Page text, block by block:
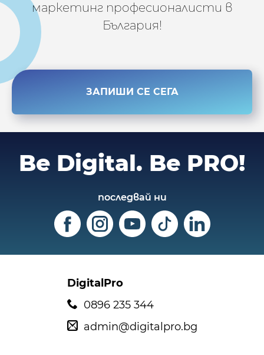
маркетинг професионалисти в
България!
ЗАПИШИ СЕ СЕГА
Be Digital. Be PRO!
последвай ни
DigitalPro
0896 235 344
admin@digitalpro.bg